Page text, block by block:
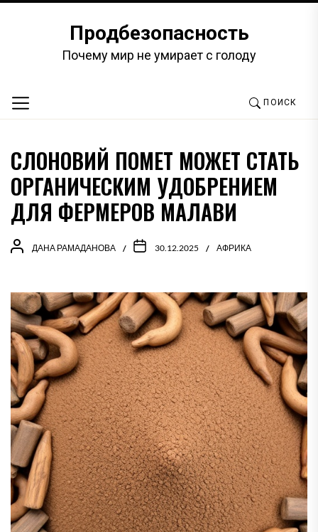
содержимомуПродбезопасность
Почему мир не умирает с голоду
ПОИСК
СЛОНОВИЙ ПОМЕТ МОЖЕТ СТАТЬ
ОРГАНИЧЕСКИМ УДОБРЕНИЕМ
ДЛЯ ФЕРМЕРОВ МАЛАВИ
ДАНА РАМАДАНОВА 30.12.2025 АФРИКА